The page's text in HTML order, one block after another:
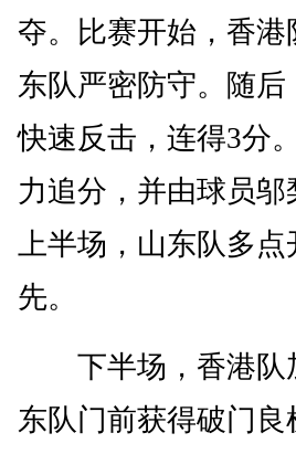
夺。比赛开始，香
东队严密防守。随
快速反击，连得3分
力追分，并由球员
上半场，山东队多
先。
下半场，香港队
东队门前获得破门